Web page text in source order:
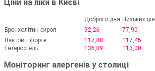
Ціни на ліки в Києві
Доброго дня Низьких цін
Бронхолітин сироп
92,26 77,90
Лактовіт форте
117,80 117,45
Ентеросгель
136,09 113,00
Моніторинг алергенів у столиці